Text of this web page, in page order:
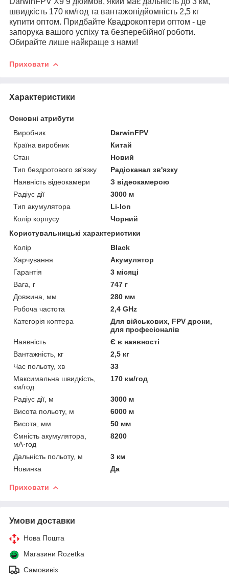
швидкість 170 км/год та вантажопідйомність 2,5 кг
купити оптом. Придбайте Квадрокоптери оптом - це
запорука вашого успіху та безперебійної роботи.
Обирайте лише найкраще з нами!
Приховати
Характеристики
Основні атрибути
Виробник
DarwinFPV
Країна виробник
Китай
Стан
Новий
Тип бездротового зв'язку
Радіоканал зв'язку
Наявність відеокамери
З відеокамерою
Радіус дії
3000 м
Тип акумулятора
Li-Ion
Колір корпусу
Чорний
Користувальницькі характеристики
Колір
Black
Харчування
Акумулятор
Гарантія
3 місяці
Вага, г
747 г
Довжина, мм
280 мм
Робоча частота
2,4 GHz
Категорія коптера
Для військових, FPV дрони,
для професіоналів
Наявність
Є в наявності
Вантажність, кг
2,5 кг
Час польоту, хв
33
Максимальна швидкість,
км/год
170 км/год
Радіус дії, м
3000 м
Висота польоту, м
6000 м
Висота, мм
50 мм
Ємність акумулятора,
мА·год
8200
Дальність польоту, м
3 км
Новинка
Да
Приховати
Умови доставки
Нова Пошта
Магазини Rozetka
Самовивіз